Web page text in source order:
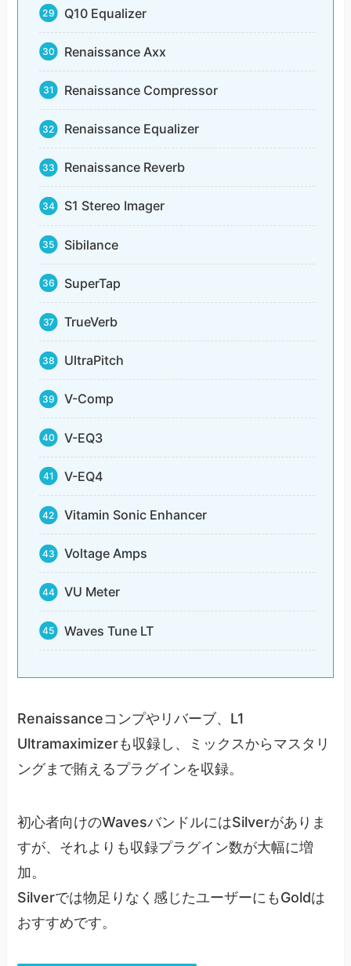
Q10 Equalizer
Renaissance Axx
Renaissance Compressor
Renaissance Equalizer
Renaissance Reverb
S1 Stereo Imager
Sibilance
SuperTap
TrueVerb
UltraPitch
V-Comp
V-EQ3
V-EQ4
Vitamin Sonic Enhancer
Voltage Amps
VU Meter
Waves Tune LT
Renaissanceコンプやリバーブ、L1
Ultramaximizerも収録し、ミックスからマスタリ
ングまで賄えるプラグインを収録。
初心者向けのWavesバンドルにはSilverがありま
すが、それよりも収録プラグイン数が大幅に増
加。
Silverでは物足りなく感じたユーザーにもGoldは
おすすめです。